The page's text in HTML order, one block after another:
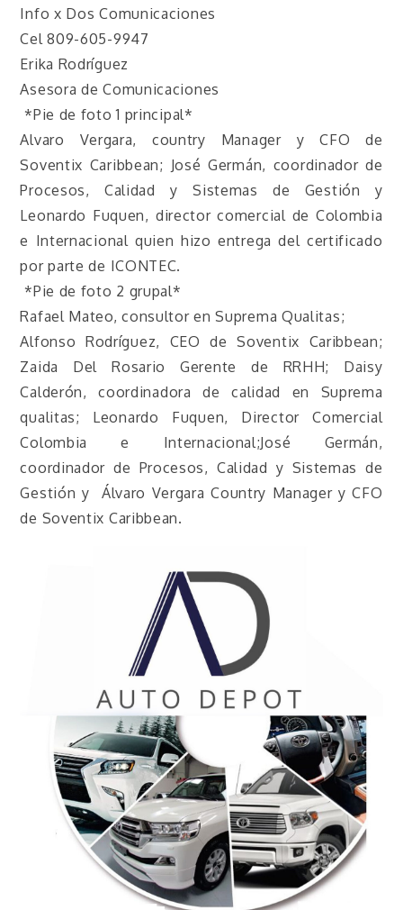
Info x Dos Comunicaciones
Cel 809-605-9947
Erika Rodríguez
Asesora de Comunicaciones
*Pie de foto 1 principal*
Alvaro Vergara, country Manager y CFO de
Soventix Caribbean; José Germán, coordinador de
Procesos, Calidad y Sistemas de Gestión y
Leonardo Fuquen, director comercial de Colombia
e Internacional quien hizo entrega del certificado
por parte de ICONTEC.
*Pie de foto 2 grupal*
Rafael Mateo, consultor en Suprema Qualitas;
Alfonso Rodríguez, CEO de Soventix Caribbean;
Zaida Del Rosario Gerente de RRHH; Daisy
Calderón, coordinadora de calidad en Suprema
qualitas; Leonardo Fuquen, Director Comercial
Colombia e Internacional;José Germán,
coordinador de Procesos, Calidad y Sistemas de
Gestión y Álvaro Vergara Country Manager y CFO
de Soventix Caribbean.